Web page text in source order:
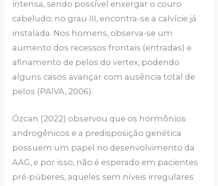
intensa, sendo possível enxergar o couro
cabeludo; no grau III, encontra-se a calvície já
instalada. Nos homens, observa-se um
aumento dos recessos frontais (entradas) e
afinamento de pelos do vertex, podendo
alguns casos avançar com ausência total de
pelos (PAIVA, 2006).
Özcan (2022) observou que os hormônios
androgênicos e a predisposição genética
possuem um papel no desenvolvimento da
AAG, e por isso, não é esperado em pacientes
pré-púberes, aqueles sem níveis irregulares